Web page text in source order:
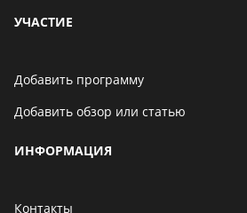
УЧАСТИЕ
Добавить программу
Добавить обзор или статью
ИНФОРМАЦИЯ
Контакты